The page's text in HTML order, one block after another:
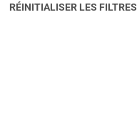
RÉINITIALISER LES FILTRES